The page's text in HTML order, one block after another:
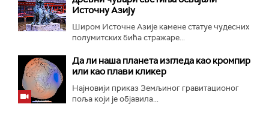
Источну Азију
Широм Источне Азије камене статуе чудесних
полумитских бића стражаре...
Да ли наша планета изгледа као кромпир
или као плави кликер
Најновији приказ Земљиног гравитационог
поља који је објавила...